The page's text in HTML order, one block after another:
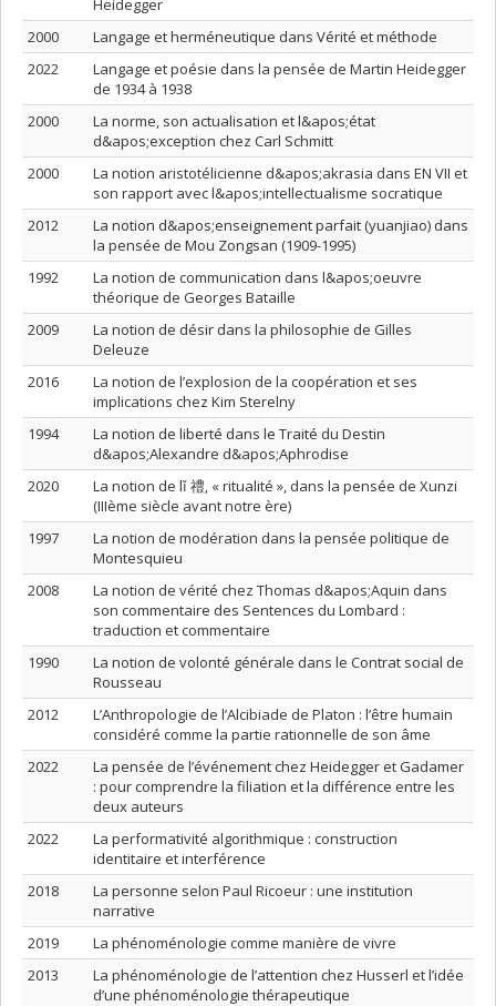
Heidegger
2000
Langage et herméneutique dans Vérité et méthode
2022
Langage et poésie dans la pensée de Martin Heidegger
de 1934 à 1938
2000
La norme, son actualisation et l&apos;état
d&apos;exception chez Carl Schmitt
2000
La notion aristotélicienne d&apos;akrasia dans EN VII et
son rapport avec l&apos;intellectualisme socratique
2012
La notion d&apos;enseignement parfait (yuanjiao) dans
la pensée de Mou Zongsan (1909-1995)
1992
La notion de communication dans l&apos;oeuvre
théorique de Georges Bataille
2009
La notion de désir dans la philosophie de Gilles
Deleuze
2016
La notion de l’explosion de la coopération et ses
implications chez Kim Sterelny
1994
La notion de liberté dans le Traité du Destin
d&apos;Alexandre d&apos;Aphrodise
2020
La notion de lǐ 禮, « ritualité », dans la pensée de Xunzi
(IIIème siècle avant notre ère)
1997
La notion de modération dans la pensée politique de
Montesquieu
2008
La notion de vérité chez Thomas d&apos;Aquin dans
son commentaire des Sentences du Lombard :
traduction et commentaire
1990
La notion de volonté générale dans le Contrat social de
Rousseau
2012
L’Anthropologie de l’Alcibiade de Platon : l’être humain
considéré comme la partie rationnelle de son âme
2022
La pensée de l’événement chez Heidegger et Gadamer
: pour comprendre la filiation et la différence entre les
deux auteurs
2022
La performativité algorithmique : construction
identitaire et interférence
2018
La personne selon Paul Ricoeur : une institution
narrative
2019
La phénoménologie comme manière de vivre
2013
La phénoménologie de l’attention chez Husserl et l’idée
d’une phénoménologie thérapeutique